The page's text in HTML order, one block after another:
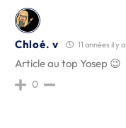
Chloé. v 11 années il y a
Article au top Yosep 😉
0